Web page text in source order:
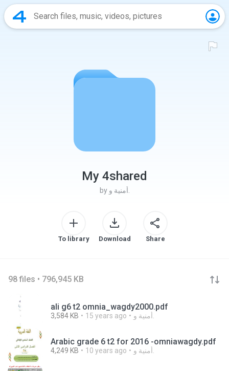
My 4shared
by
To library Download Share
98 files • 796,945 KB
ali g6 t2 omnia_wagdy2000.pdf
3,584 KB 15 years ago
Arabic grade 6 t2 for 2016 -omniawagdy.pdf
4,249 KB 10 years ago